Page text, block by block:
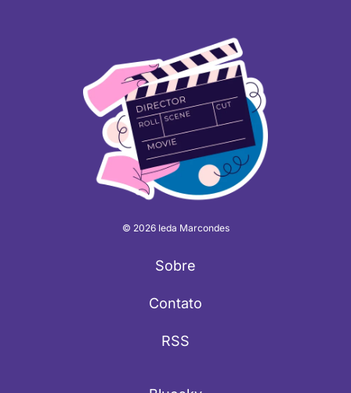
© 2026 Ieda Marcondes
Sobre
Contato
RSS